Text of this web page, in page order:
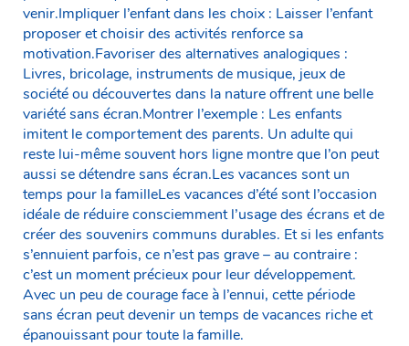
venir.Impliquer l’enfant dans les choix : Laisser l’enfant
proposer et choisir des activités renforce sa
motivation.Favoriser des alternatives analogiques :
Livres, bricolage, instruments de musique, jeux de
société ou découvertes dans la nature offrent une belle
variété sans écran.Montrer l’exemple : Les enfants
imitent le comportement des parents. Un adulte qui
reste lui-même souvent hors ligne montre que l’on peut
aussi se détendre sans écran.Les vacances sont un
temps pour la familleLes vacances d’été sont l’occasion
idéale de réduire consciemment l’usage des écrans et de
créer des souvenirs communs durables. Et si les enfants
s’ennuient parfois, ce n’est pas grave – au contraire :
c’est un moment précieux pour leur développement.
Avec un peu de courage face à l’ennui, cette période
sans écran peut devenir un temps de vacances riche et
épanouissant pour toute la famille.